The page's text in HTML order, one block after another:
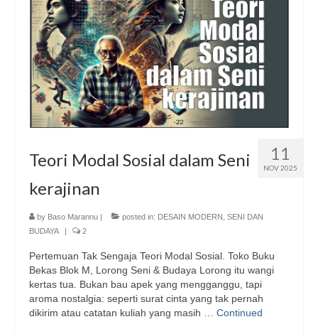
11
NOV 2025
Teori Modal Sosial dalam Seni
kerajinan
by Baso Marannu | posted in: DESAIN MODERN SENI DAN
BUDAYA
| 2
Pertemuan Tak Sengaja Teori Modal Sosial. Toko Buku
Bekas Blok M, Lorong Seni & Budaya Lorong itu wangi
kertas tua. Bukan bau apek yang mengganggu, tapi
aroma nostalgia: seperti surat cinta yang tak pernah
dikirim atau catatan kuliah yang masih … Continued